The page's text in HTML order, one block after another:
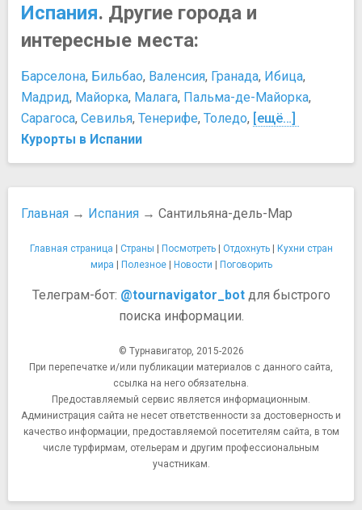
Испания. Другие города и
интересные места:
Барселона, Бильбао, Валенсия, Гранада, Ибица,
Мадрид, Майорка, Малага, Пальма-де-Майорка,
Сарагоса, Севилья, Тенерифе, Толедо, [ещё…]
Курорты в Испании
Главная → Испания → Сантильяна-дель-Мар
Главная страница | Страны | Посмотреть| Отдохнуть| Кухни стран
мира | Полезное| Новости | Поговорить
Телеграм-бот: @tournavigator_botдля быстрого
поиска информации.
© Турнавигатор, 2015-2026
При перепечатке и/или публикации материалов с данного сайта,
ссылка на него обязательна.
Предоставляемый сервис является информационным.
Администрация сайта не несет ответственности за достоверность и
качество информации, предоставляемой посетителям сайта, в том
числе турфирмам, отельерам и другим профессиональным
участникам.